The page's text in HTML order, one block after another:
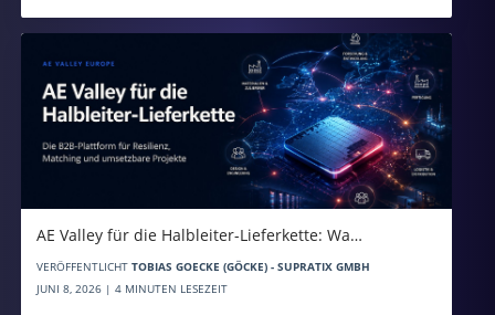
AE Valley für die Halbleiter-Lieferkette: Wa…
VERÖFFENTLICHT TOBIAS GOECKE (GÖCKE) - SUPRATIX GMBH
JUNI 8, 2026 | 4 MINUTEN LESEZEIT